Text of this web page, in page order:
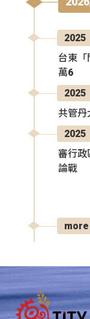
2025
台東「
萬6
2025
共管丹
2025
審行政
論戰
more